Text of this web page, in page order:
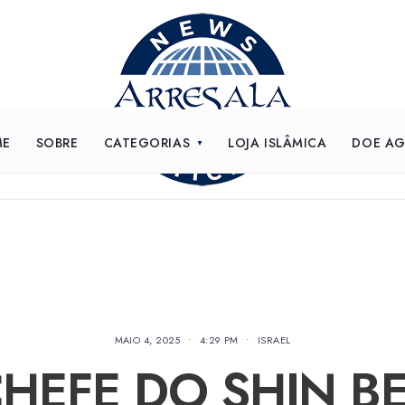
SOBRE CATEGORIAS LOJA ISLÂMICA DOE
MAIO 4, 2025 • 4:29 PM • ISRAEL